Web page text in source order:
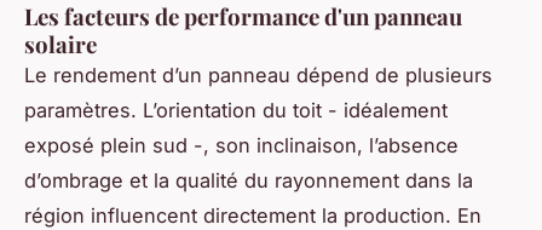
Les facteurs de performance d'un panneau
solaire
Le rendement d’un panneau dépend de plusieurs
paramètres. L’orientation du toit - idéalement
exposé plein sud -, son inclinaison, l’absence
d’ombrage et la qualité du rayonnement dans la
région influencent directement la production. En